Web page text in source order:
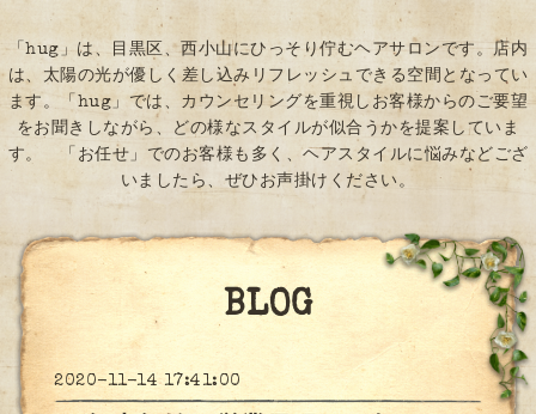
「hug」は、目黒区、西小山にひっそり佇むヘアサロンです。店内
は、太陽の光が優しく差し込みリフレッシュできる空間となってい
ます。「hug」では、カウンセリングを重視しお客様からのご要望
をお聞きしながら、どの様なスタイルが似合うかを提案していま
す。 「お任せ」でのお客様も多く、ヘアスタイルに悩みなどござ
いましたら、ぜひお声掛けください。
BLOG
2020-11-14 17:41:00